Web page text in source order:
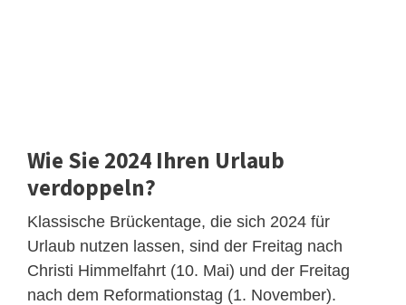
Wie Sie 2024 Ihren Urlaub
verdoppeln?
Klassische Brückentage, die sich 2024 für
Urlaub nutzen lassen, sind der Freitag nach
Christi Himmelfahrt (10. Mai) und der Freitag
nach dem Reformationstag (1. November).